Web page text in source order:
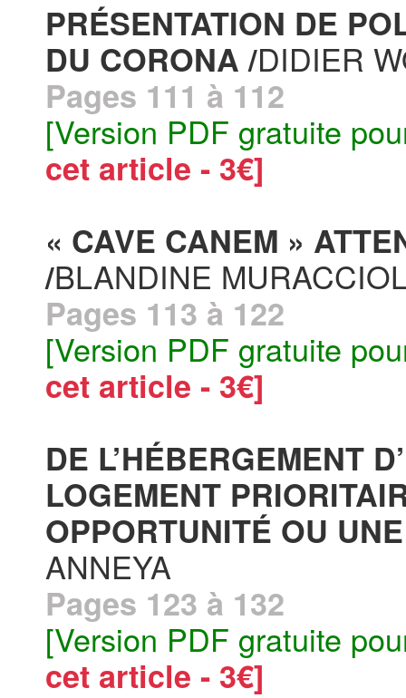
PRÉSENTATION DE
DU CORONA /DIDIER
Pages 111 à 112
[Version PDF gratuite
cet article - 3€]
« CAVE CANEM »
/BLANDINE
Pages 113 à 122
[Version PDF gratuite
cet article - 3€]
DE L’HÉBERGEMENT
LOGEMENT
OPPORTUNITÉ OU
ANNEYA
Pages 123 à 132
[Version PDF gratuite
cet article - 3€]